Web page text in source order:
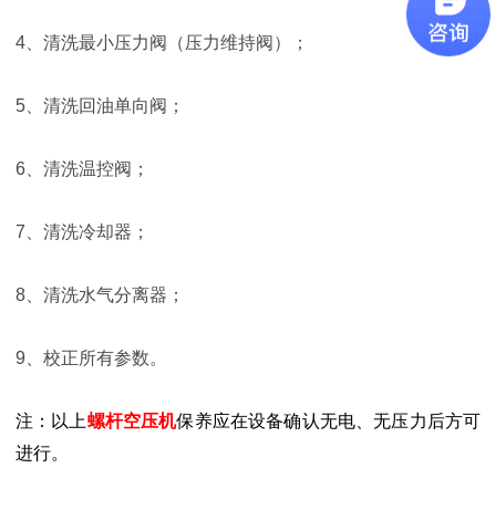
4、清洗最小压力阀（压力维持阀）；
5、清洗回油单向阀；
6、清洗温控阀；
7、清洗冷却器；
8、清洗水气分离器；
9、校正所有参数。
注：以上螺杆空压机保养应在设备确认无电、无压力后方可
进行。